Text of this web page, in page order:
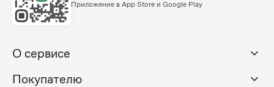
Приложение в App Store и Google Play
О сервисе
Покупателю